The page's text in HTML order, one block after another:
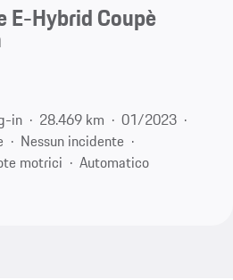
E-Hybrid Coupè
in 28.469 km
01/2023
Nessun incidente
motrici
Automatico